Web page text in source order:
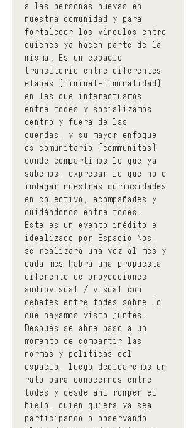
a las personas nuevas en
nuestra comunidad y para
fortalecer los vínculos entre
quienes ya hacen parte de la
misma. Es un espacio
transitorio entre diferentes
etapas (liminal-liminalidad)
en las que interactuamos
entre todes y socializamos
dentro y fuera de las
cuerdas, y su mayor enfoque
es comunitario (communitas)
donde compartimos lo que ya
sabemos, expresar lo que no e
indagar nuestras curiosidades
en colectivo, acompañades y
cuidándonos entre todes.
Este es un evento inédito e
idealizado por Espacio Nos,
se realizará una vez al mes y
cada mes habrá una propuesta
diferente de proyecciones
audiovisual / visual con
debates entre todes sobre lo
que hayamos visto juntes.
Después se abre paso a un
momento de compartir las
normas y políticas del
espacio, luego dedicaremos un
rato para conocernos entre
todes y desde ahí romper el
hielo, quien quiera ya sea
participando o observando